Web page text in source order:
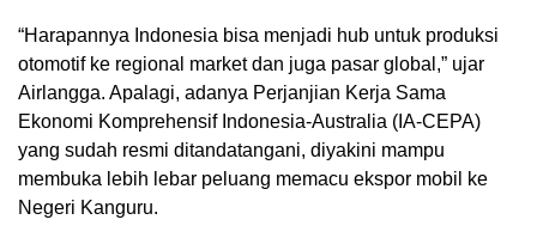
“Harapannya Indonesia bisa menjadi hub untuk produksi
otomotif ke regional market dan juga pasar global,” ujar
Airlangga. Apalagi, adanya Perjanjian Kerja Sama
Ekonomi Komprehensif Indonesia-Australia (IA-CEPA)
yang sudah resmi ditandatangani, diyakini mampu
membuka lebih lebar peluang memacu ekspor mobil ke
Negeri Kanguru.